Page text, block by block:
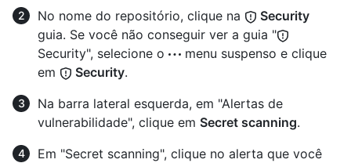
No nome do repositório, clique na
Security
guia. Se você não conseguir ver a guia "
Security", selecione o
menu suspenso e clique
em
Security.
Na barra lateral esquerda, em "Alertas de
vulnerabilidade", clique em Secret scanning.
Em "Secret scanning", clique no alerta que você